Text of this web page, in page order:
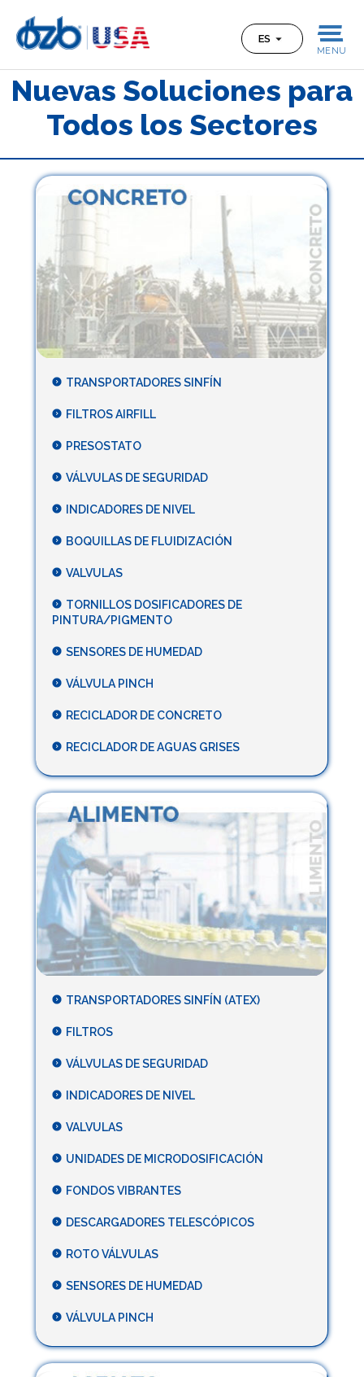
ES
MENU
Nuevas Soluciones para
Todos los Sectores
TRANSPORTADORES SINFÍN
FILTROS AIRFILL
PRESOSTATO
VÁLVULAS DE SEGURIDAD
INDICADORES DE NIVEL
BOQUILLAS DE FLUIDIZACIÓN
VALVULAS
TORNILLOS DOSIFICADORES DE
PINTURA/PIGMENTO
SENSORES DE HUMEDAD
VÁLVULA PINCH
RECICLADOR DE CONCRETO
RECICLADOR DE AGUAS GRISES
TRANSPORTADORES SINFÍN (ATEX)
FILTROS
VÁLVULAS DE SEGURIDAD
INDICADORES DE NIVEL
VALVULAS
UNIDADES DE MICRODOSIFICACIÓN
FONDOS VIBRANTES
DESCARGADORES TELESCÓPICOS
ROTO VÁLVULAS
SENSORES DE HUMEDAD
VÁLVULA PINCH